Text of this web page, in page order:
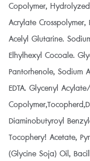
Copolymer,
Acrylate Crosspolymer,
Acelyl Glutarine.
Elhylhexyl Cocoale.
Pantorhenole, Sodium
EDTA. Glycenyl
Diaminobutyroyl
Tocophery! Acetate,
(Glycine Soja) Oil,